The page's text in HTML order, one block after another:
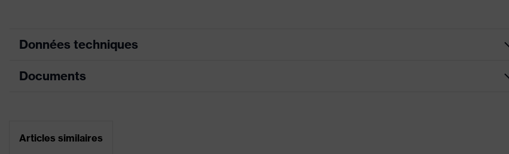
Données techniques
couleur de recherche
Documents
Articles similaires